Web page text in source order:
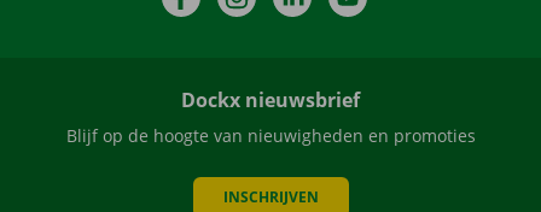
Dockx nieuwsbrief
Blijf op de hoogte van nieuwigheden en promoties
INSCHRIJVEN